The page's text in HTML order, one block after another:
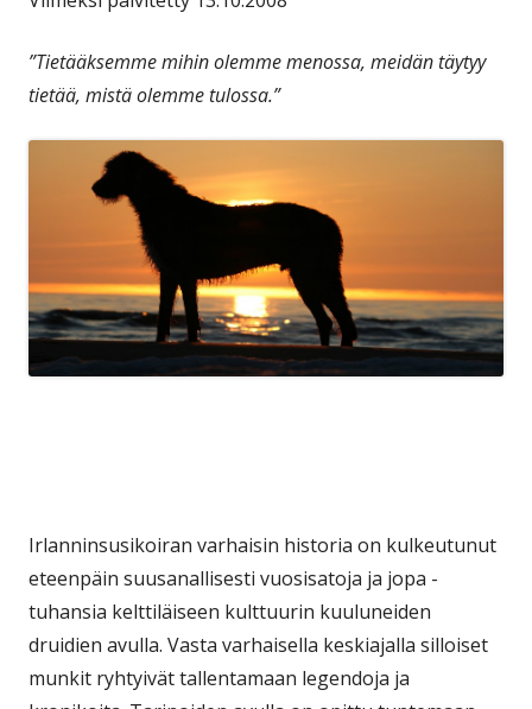
”Tietääksemme mihin olemme menossa, meidän täytyy
tietää, mistä olemme tulossa.”
Irlanninsusikoiran varhaisin historia on kulkeutunut
eteenpäin suusanallisesti vuosisatoja ja jopa -
tuhansia kelttiläiseen kulttuurin kuuluneiden
druidien avulla. Vasta varhaisella keskiajalla silloiset
munkit ryhtyivät tallentamaan legendoja ja